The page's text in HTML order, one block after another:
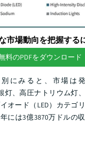
市場動向を把握する
料のPDFをダウンロード
にみると、市場は
灯、高圧ナトリウム灯
オード（LED）カテゴ
には3億3870万ドルの